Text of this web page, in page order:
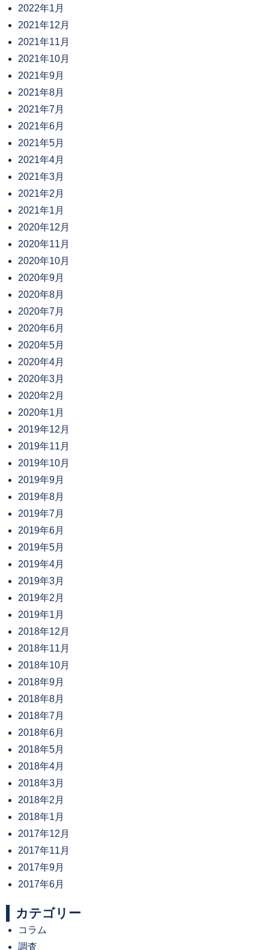
2022年1月
2021年12月
2021年11月
2021年10月
2021年9月
2021年8月
2021年7月
2021年6月
2021年5月
2021年4月
2021年3月
2021年2月
2021年1月
2020年12月
2020年11月
2020年10月
2020年9月
2020年8月
2020年7月
2020年6月
2020年5月
2020年4月
2020年3月
2020年2月
2020年1月
2019年12月
2019年11月
2019年10月
2019年9月
2019年8月
2019年7月
2019年6月
2019年5月
2019年4月
2019年3月
2019年2月
2019年1月
2018年12月
2018年11月
2018年10月
2018年9月
2018年8月
2018年7月
2018年6月
2018年5月
2018年4月
2018年3月
2018年2月
2018年1月
2017年12月
2017年11月
2017年9月
2017年6月
カテゴリー
コラム
調査